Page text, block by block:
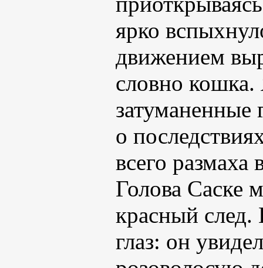
ярко
движением
словно кошка.
затуманенные
о
всего
Голова Саске
красный след.
глаз: он